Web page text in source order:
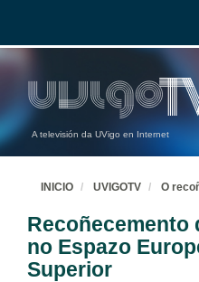
A televisión da UVigo en Internet
INICIO UVIGOTV O
Recoñecemento
no Espazo
Superior